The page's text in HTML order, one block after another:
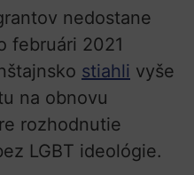
nedostane
februári 2021
stiahli vyše
na obnovu
rozhodnutie
LGBT ideológie.